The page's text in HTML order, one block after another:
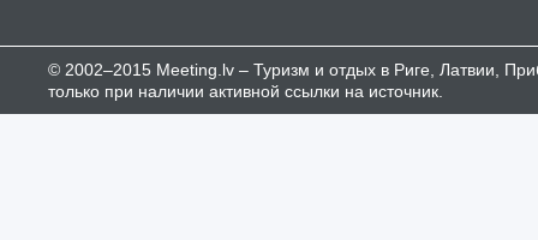
© 2002–2015 Meeting.lv – Туризм и отдых в Риге, Латвии,
только при наличии активной ссылки на источник.